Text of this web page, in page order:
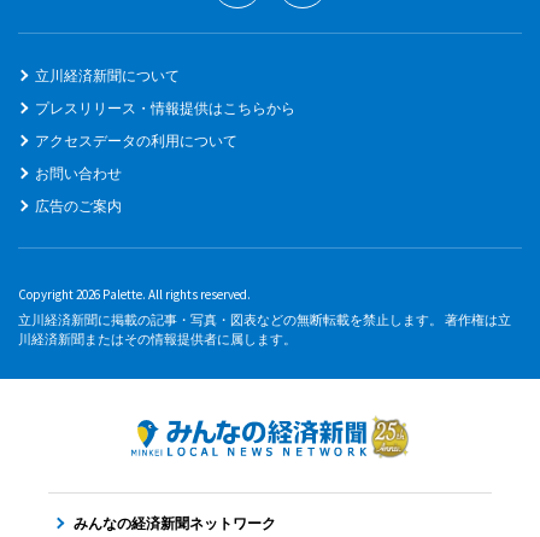
立川経済新聞について
プレスリリース・情報提供はこちらから
アクセスデータの利用について
お問い合わせ
広告のご案内
Copyright 2026 Palette. All rights reserved.
立川経済新聞に掲載の記事・写真・図表などの無断転載を禁止します。 著作権は立
川経済新聞またはその情報提供者に属します。
みんなの経済新聞ネットワーク